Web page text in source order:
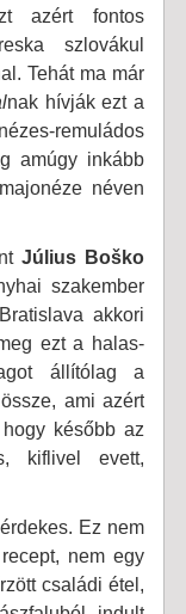
azért fontos
szlovákul
Tehát ma már
nak hívják ezt a
remuládos
amúgy inkább
néven
Július Boško
szakember
akkori
ezt a halas-
állítólag a
ami azért
később az
kiflivel evett,
Ez nem
nem egy
családi étel,